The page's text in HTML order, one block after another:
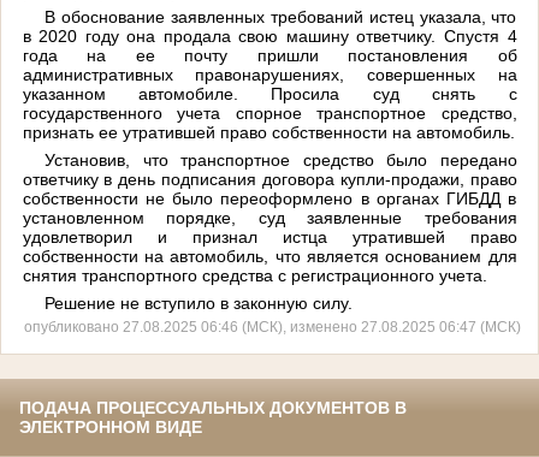
В обоснование заявленных требований истец указала, что
в 2020 году она продала свою машину ответчику. Спустя 4
года на ее почту пришли постановления об
административных правонарушениях, совершенных на
указанном автомобиле. Просила суд снять с
государственного учета спорное транспортное средство,
признать ее утратившей право собственности на автомобиль.
Установив, чтотранспортное средство было передано
ответчику в день подписания договора купли-продажи, право
собственности не было переоформлено в органах ГИБДД в
установленном порядке, суд заявленные требования
удовлетворил и признал истца утратившей право
собственности на автомобиль, что является основанием для
снятия транспортного средства с регистрационного учета.
Решение не вступило в законную силу.
опубликовано 27.08.2025 06:46 (МСК), изменено 27.08.2025 06:47 (МСК)
ПОДАЧА ПРОЦЕССУАЛЬНЫХ ДОКУМЕНТОВ В
ЭЛЕКТРОННОМ ВИДЕ